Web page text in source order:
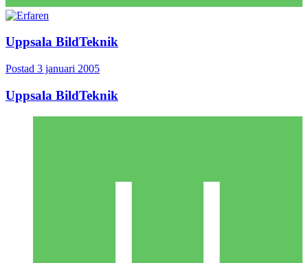
Uppsala BildTeknik
Postad 3 januari 2005
Uppsala BildTeknik